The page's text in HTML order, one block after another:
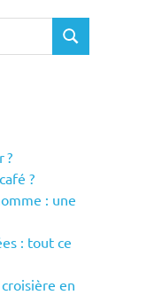
SEARCH
?
?
: une
: tout ce
en